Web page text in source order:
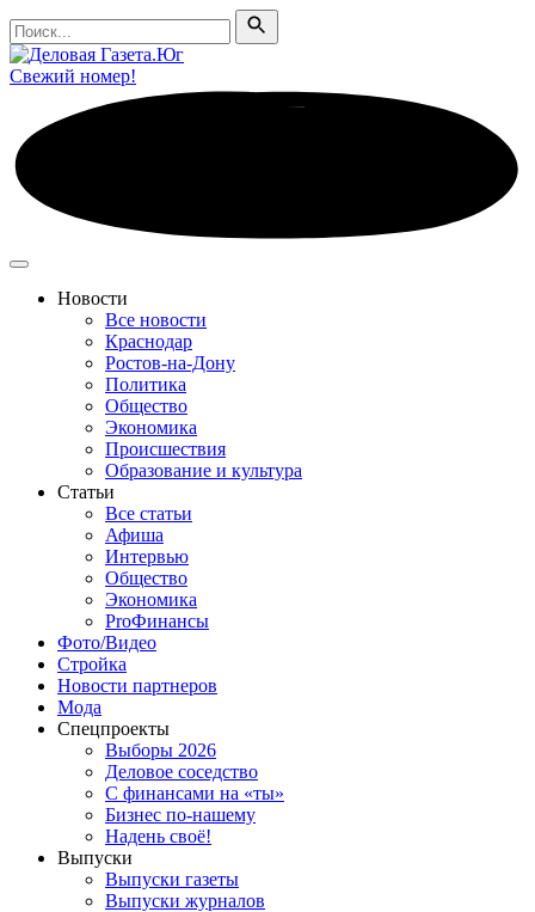
Поиск
Поиск
Свежий номер!
Новости
Все новости
Краснодар
Ростов-на-Дону
Политика
Общество
Экономика
Происшествия
Образование и культура
Статьи
Все статьи
Афиша
Интервью
Общество
Экономика
ProФинансы
Фото/Видео
Стройка
Новости партнеров
Мода
Спецпроекты
Выборы 2026
Деловое соседство
С финансами на «ты»
Бизнес по-нашему
Надень своё!
Выпуски
Выпуски газеты
Выпуски журналов